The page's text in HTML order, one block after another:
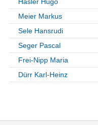
Meier Markus
Sele Hansrudi
Seger Pascal
Frei-Nipp Maria
Dürr Karl-Heinz